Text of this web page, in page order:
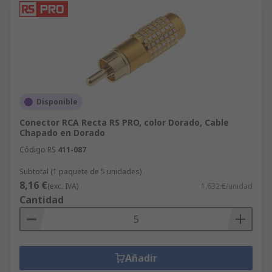
Disponible
Conector RCA Recta RS PRO, color Dorado, Cable
Chapado en Dorado
Código RS 411-087
Subtotal (1 paquete de 5 unidades)
8,16 €(exc. IVA) 1,632 €/unidad
Cantidad
Añadir